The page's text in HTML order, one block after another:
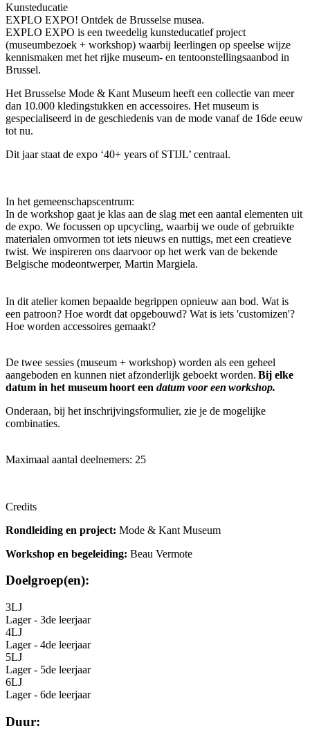
Kunsteducatie
EXPLO EXPO! Ontdek de Brusselse musea.
EXPLO EXPO is een tweedelig kunsteducatief project
(museumbezoek + workshop) waarbij leerlingen op speelse wijze
kennismaken met het rijke museum- en tentoonstellingsaanbod in
Brussel.
Het Brusselse Mode & Kant Museum heeft een collectie van meer
dan 10.000 kledingstukken en accessoires. Het museum is
gespecialiseerd in de geschiedenis van de mode vanaf de 16de eeuw
tot nu.
Dit jaar staat de expo ‘40+ years of STIJL’ centraal.
In het gemeenschapscentrum:
In de workshop gaat je klas aan de slag met een aantal elementen uit
de expo. We focussen op upcycling, waarbij we oude of gebruikte
materialen omvormen tot iets nieuws en nuttigs, met een creatieve
twist. We inspireren ons daarvoor op het werk van de bekende
Belgische modeontwerper, Martin Margiela.
In dit atelier komen bepaalde begrippen opnieuw aan bod. Wat is
een patroon? Hoe wordt dat opgebouwd? Wat is iets 'customizen'?
Hoe worden accessoires gemaakt?
De twee sessies (museum + workshop) worden als een geheel
aangeboden en kunnen niet afzonderlijk geboekt worden. Bij elke
datum in het museum hoort een datum voor een workshop.
Onderaan, bij het inschrijvingsformulier, zie je de mogelijke
combinaties.
Maximaal aantal deelnemers: 25
Credits
Rondleiding en project: Mode & Kant Museum
Workshop en begeleiding: Beau Vermote
Doelgroep(en):
3LJ
Lager - 3de leerjaar
4LJ
Lager - 4de leerjaar
5LJ
Lager - 5de leerjaar
6LJ
Lager - 6de leerjaar
Duur: